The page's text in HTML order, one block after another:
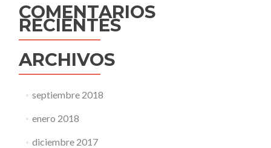
COMENTARIOS
RECIENTES
ARCHIVOS
septiembre 2018
enero 2018
diciembre 2017